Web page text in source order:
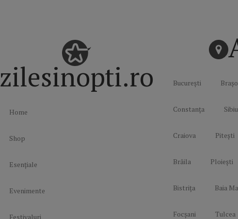
zilesinopti.ro
Home
Shop
Esențiale
Evenimente
Festivaluri
București
Constanța Sibiu
Craiova Pitești
Brăila Ploiești
Bistrița Baia
Focșani Tulcea